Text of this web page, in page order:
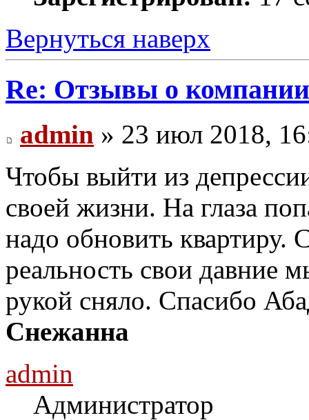
Вернуться наверх
Re: Отзывы о компании
admin » 23 июл 2018,
Чтобы выйти из
своей жизни. На глаза
надо обновить квартиру.
реальность свои давние
рукой сняло. Спасибо
Снежанна
admin
Администратор